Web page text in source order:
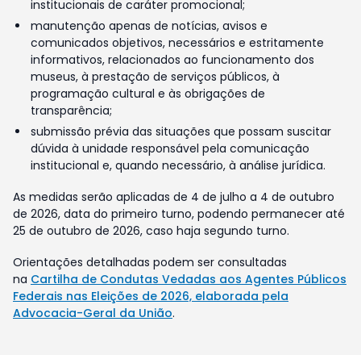
institucionais de caráter promocional;
manutenção apenas de notícias, avisos e
comunicados objetivos, necessários e estritamente
informativos, relacionados ao funcionamento dos
museus, à prestação de serviços públicos, à
programação cultural e às obrigações de
transparência;
submissão prévia das situações que possam suscitar
dúvida à unidade responsável pela comunicação
institucional e, quando necessário, à análise jurídica.
As medidas serão aplicadas de 4 de julho a 4 de outubro
de 2026, data do primeiro turno, podendo permanecer até
25 de outubro de 2026, caso haja segundo turno.
Orientações detalhadas podem ser consultadas
na Cartilha de Condutas Vedadas aos Agentes Públicos
Federais nas Eleições de 2026, elaborada pela
Advocacia-Geral da União.